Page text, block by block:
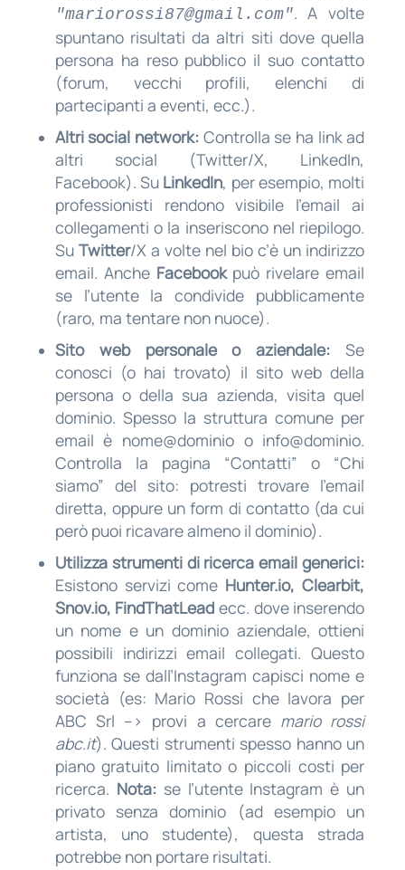
"mariorossi87@gmail.com". A volte
spuntano risultati da altri siti dove quella
persona ha reso pubblico il suo contatto
(forum, vecchi profili, elenchi di
partecipanti a eventi, ecc.).
Altri social network: Controlla se ha link ad
altri social (Twitter/X, LinkedIn,
Facebook). Su LinkedIn, per esempio, molti
professionisti rendono visibile l’email ai
collegamenti o la inseriscono nel riepilogo.
Su Twitter/X a volte nel bio c’è un indirizzo
email. Anche Facebookpuò rivelare email
se l’utente la condivide pubblicamente
(raro, ma tentare non nuoce).
Sito web personale o aziendale: Se
conosci (o hai trovato) il sito web della
persona o della sua azienda, visita quel
dominio. Spesso la struttura comune per
email è nome@dominio o info@dominio.
Controlla la pagina “Contatti” o “Chi
siamo” del sito: potresti trovare l’email
diretta, oppure un form di contatto (da cui
però puoi ricavare almeno il dominio).
Utilizza strumenti di ricerca email generici:
Esistono servizi come Hunter.io, Clearbit,
Snov.io, FindThatLead ecc. dove inserendo
un nome e un dominio aziendale, ottieni
possibili indirizzi email collegati. Questo
funziona se dall’Instagram capisci nome e
società (es: Mario Rossi che lavora per
ABC Srl –> provi a cercare mario rossi
abc.it). Questi strumenti spesso hanno un
piano gratuito limitato o piccoli costi per
ricerca. Nota:se l’utente Instagram è un
privato senza dominio (ad esempio un
artista, uno studente), questa strada
potrebbe non portare risultati.